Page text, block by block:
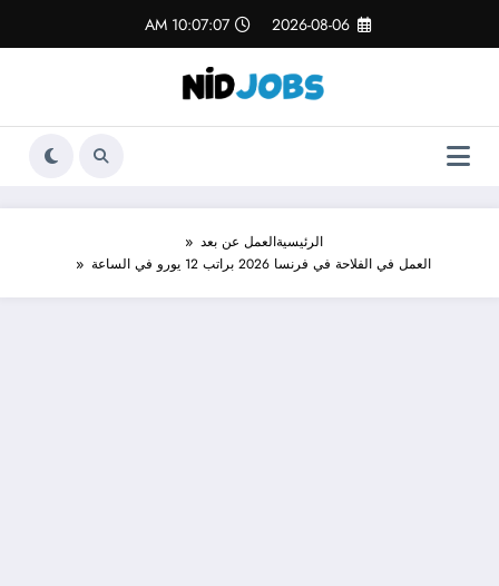
المحتوى
2026-08-06
10:07:08 AM
الرئيسيةالعمل عن بعد
العمل في الفلاحة في فرنسا 2026 براتب 12 يورو في الساعة